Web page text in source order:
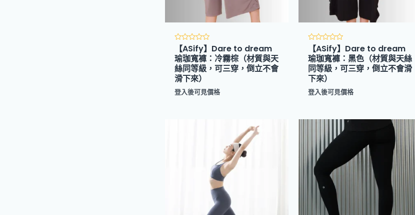
評
分
0
滿
分
5
【ASify】Dare to dream
瑜珈寬褲：冷霧棕（材質與天
絲同等級，可三穿，倒立不會
滑下來）
登入後可見價格
評
分
0
滿
分
【ASify】Dare to dream
瑜珈寬褲：黑色（材質與天絲
同等級，可三穿，倒立不會滑
下來）
登入後可見價格